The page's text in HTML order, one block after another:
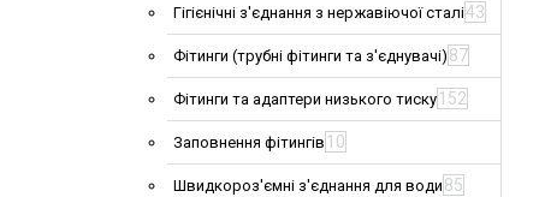
Гігієнічні з'єднання з нержавіючої сталі43
Фітинги (трубні фітинги та з'єднувачі) 87
Фітинги та адаптери низького тиску 152
Заповнення фітингів 10
Швидкороз'ємні з'єднання для води 85